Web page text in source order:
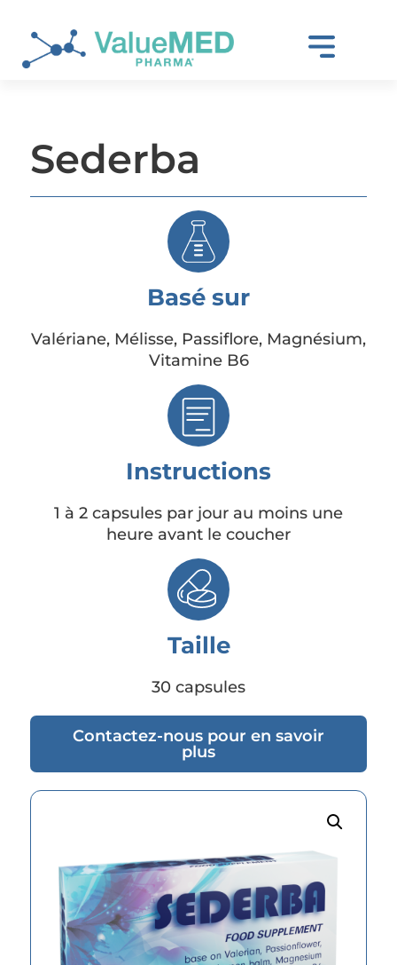
Sederba
Basé sur
Valériane, Mélisse, Passiflore, Magnésium,
Vitamine B6
Instructions
1 à 2 capsules par jour au moins une
heure avant le coucher
Taille
30 capsules
Contactez-nous pour en savoir
plus